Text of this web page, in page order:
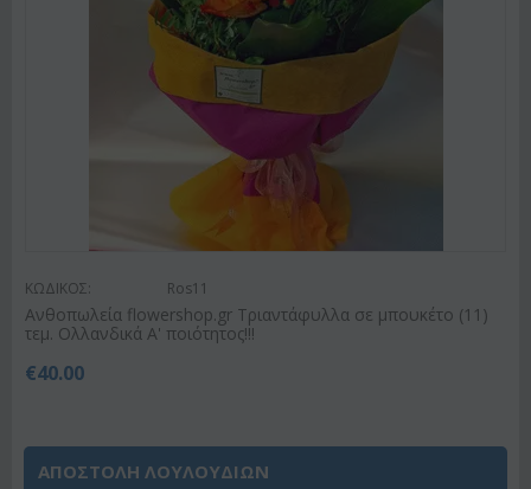
ΚΩΔΙΚΟΣ: Ros11
Ανθοπωλεία flowershop.gr Τριαντάφυλλα σε μπουκέτο (11)
τεμ. Ολλανδικά Α' ποιότητος!!!
€40.00
ΑΠΟΣΤΟΛΗ ΛΟΥΛΟΥΔΙΩΝ